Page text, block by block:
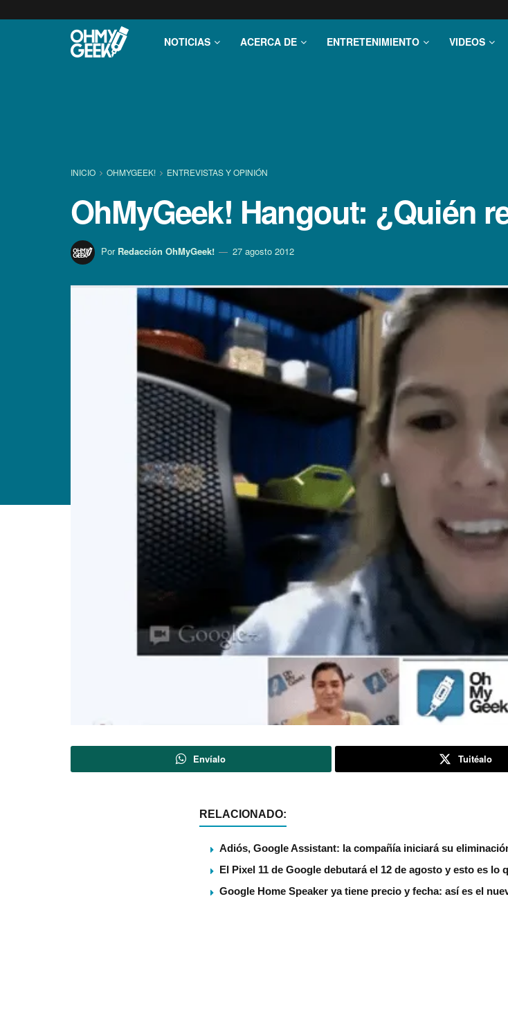
NOTICIAS ACERCA DE ENTRETENIMIENTO VIDEOS
INICIO OHMYGEEK! ENTREVISTAS Y OPINIÓN
OhMyGeek! Hangout: ¿Quién
Por Redacción OhMyGeek! 27 agosto 2012
Envíalo Tuitéalo
RELACIONADO:
Adiós, Google Assistant: la compañía iniciará su
El Pixel 11 de Google debutará el 12 de agosto y esto es lo
Google Home Speaker ya tiene precio y fecha: así es el